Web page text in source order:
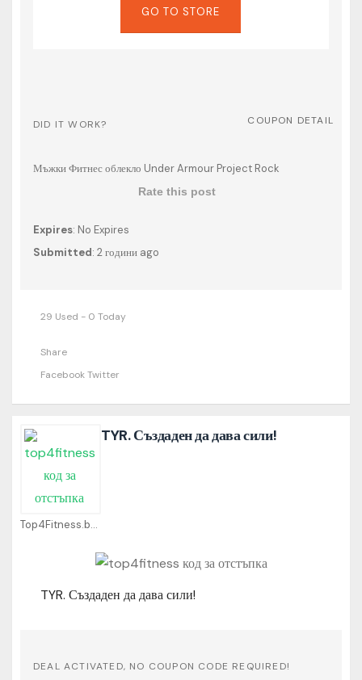
GO TO STORE
DID IT WORK? COUPON DETAIL
Мъжки Фитнес облекло Under Armour Project Rock
Rate this post
Expires: No Expires
Submitted: 2 години ago
29 Used - 0 Today
Share
FacebookTwitter
Top4Fitness.bg Coupons
TYR. Създаден да дава сили!
TYR. Създаден да дава сили!
DEAL ACTIVATED, NO COUPON CODE REQUIRED!